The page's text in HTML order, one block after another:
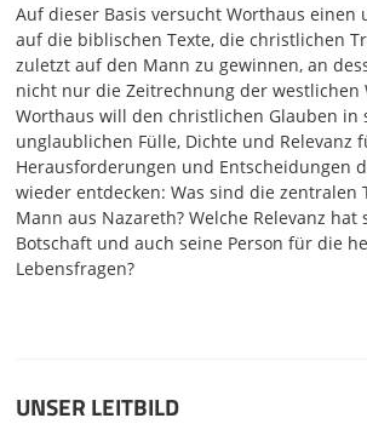
Auf dieser Basis versucht Worthaus einen
auf die biblischen Texte, die christlichen
zuletzt auf den Mann zu gewinnen, an
nicht nur die Zeitrechnung der westlichen
Worthaus will den christlichen Glauben in
unglaublichen Fülle, Dichte und Relevanz
Herausforderungen und Entscheidungen
wieder entdecken: Was sind die zentralen
Mann aus Nazareth? Welche Relevanz hat
Botschaft und auch seine Person für die
Lebensfragen?
UNSER LEITBILD